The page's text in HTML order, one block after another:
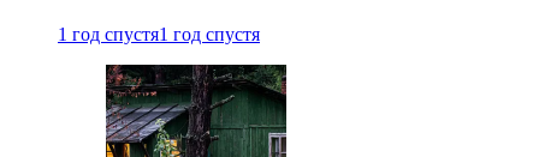
1 год спустя1 год спустя